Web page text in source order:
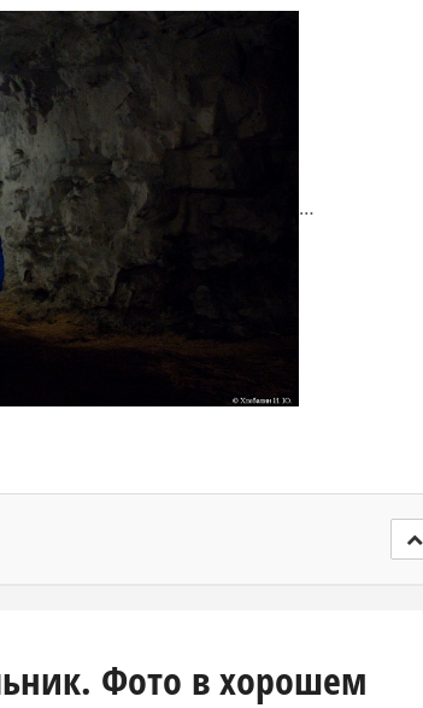
…
Фото в хорошем